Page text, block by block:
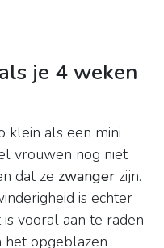
je 4 weken
klein als een mini
vrouwen nog niet
dat ze zwanger zijn.
is echter
vooral aan te raden
het opgeblazen